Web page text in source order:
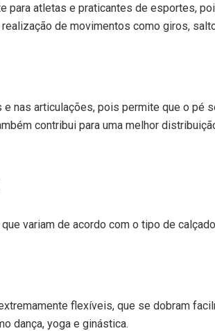
para atletas e praticantes de esportes,
de movimentos como giros,
nas articulações, pois permite que o pé
contribui para uma melhor
variam de acordo com o tipo de
flexíveis, que se dobram
dança, yoga e ginástica.